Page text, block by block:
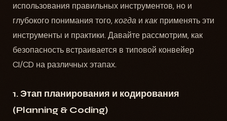
использования правильных инструментов, но и
глубокого понимания того,когдаи какприменять эти
инструменты и практики. Давайте рассмотрим, как
безопасность встраивается в типовой конвейер
CI/CD на различных этапах.
1. Этап планирования и кодирования
(Planning & Coding)